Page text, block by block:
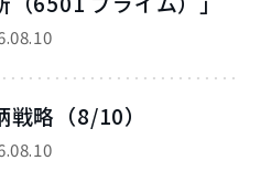
戦略（8/10）